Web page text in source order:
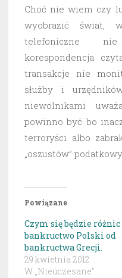
Choć nie wiem czy
wyobrazić świat,
telefoniczne
korespondencja
transakcje nie
służby i
niewolnikami
powinno być bo
terroryści albo
„oszustów”
Powiązane
Czym się będzie różnic
bankructwo Polski od
bankructwa Grecji.
29 kwietnia 2012
W „Nieuczesane"